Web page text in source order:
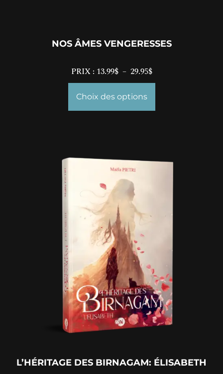
NOS ÂMES VENGERESSES
PRIX : 13.99$ – 29.95$
Choix des options
L’HÉRITAGE DES BIRNAGAM: ÉLISABETH